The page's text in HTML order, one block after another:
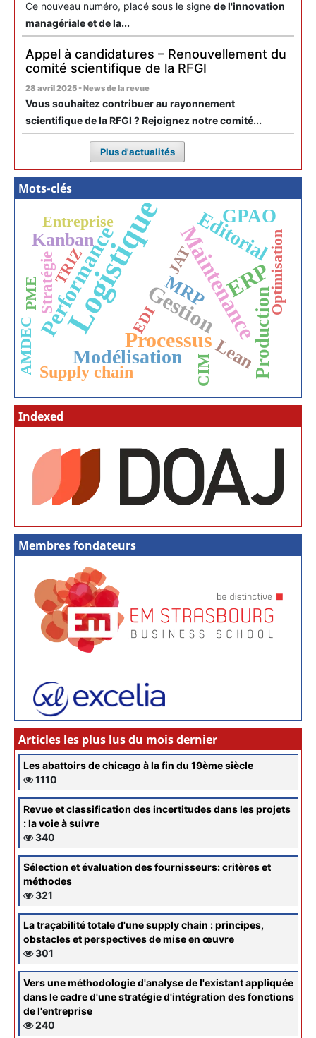
Ce nouveau numéro, placé sous le signe de l'innovation
managériale et de la...
Appel à candidatures – Renouvellement du
comité scientifique de la RFGI
28 avril 2025 - News de la revue
Vous souhaitez contribuer au rayonnement
scientifique de la RFGI ? Rejoignez notre comité...
Plus d'actualités
Mots-clés
LogistiqueMaintenance
GestionERP
Performance Processus
Editorial
Modélisation
GPAO
Production
Kanban
MRP
Lean
Supply chain CIM
StratégieTRIZ
PME
EDI
JAT Optimisation
AMDEC
Entreprise
Indexed
Membres fondateurs
Articles les plus lus du mois dernier
Les abattoirs de chicago à la fin du 19ème siècle
1110
Revue et classification des incertitudes dans les projets
: la voie à suivre
340
Sélection et évaluation des fournisseurs: critères et
méthodes
321
La traçabilité totale d'une supply chain : principes,
obstacles et perspectives de mise en œuvre
301
Vers une méthodologie d'analyse de l'existant appliquée
dans le cadre d'une stratégie d'intégration des fonctions
de l'entreprise
240